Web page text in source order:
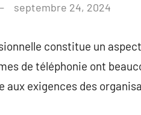
septembre 24, 2024
constitue un
de téléphonie ont
aux exigences des